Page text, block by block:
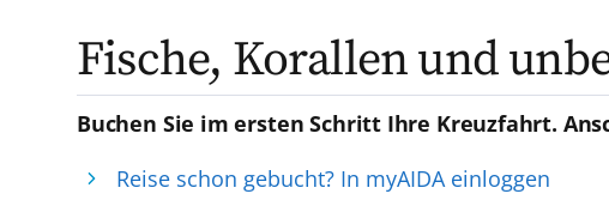
Fische, Korallen und
Buchen Sie im ersten Schritt Ihre Kreuzfahrt.
Reise schon gebucht? In myAIDA einloggen